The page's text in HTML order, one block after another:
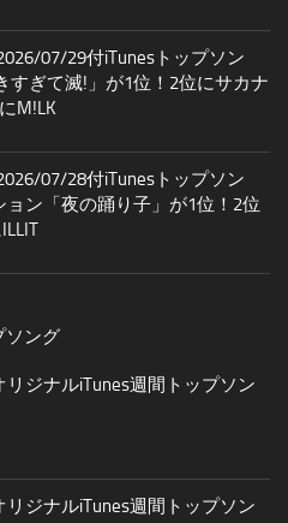
07/29付iTunesトップソン
すぎて滅!」が1位！2位にサカナ
M!LK
07/28付iTunesトップソン
ョン「夜の踊り子」が1位！2位
ソング
ジナルiTunes週間トップソン
ジナルiTunes週間トップソン